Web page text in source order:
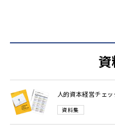
人的資本経営チェ
資料集